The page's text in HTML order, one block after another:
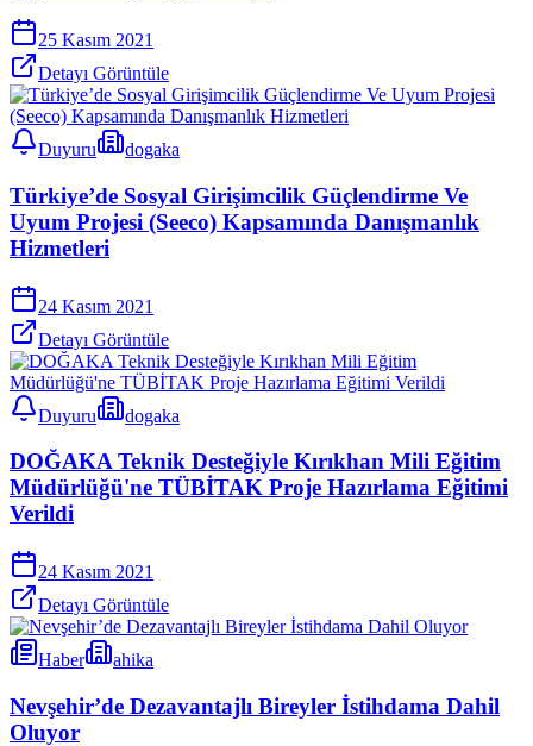
25 Kasım 2021
Detayı Görüntüle
Duyuru dogaka
Türkiye’de Sosyal Girişimcilik Güçlendirme Ve
Uyum Projesi (Seeco) Kapsamında Danışmanlık
Hizmetleri
24 Kasım 2021
Detayı Görüntüle
Duyuru dogaka
DOĞAKA Teknik Desteğiyle Kırıkhan Mili Eğitim
Müdürlüğü'ne TÜBİTAK Proje Hazırlama Eğitimi
Verildi
24 Kasım 2021
Detayı Görüntüle
Haber ahika
Nevşehir’de Dezavantajlı Bireyler İstihdama Dahil
Oluyor